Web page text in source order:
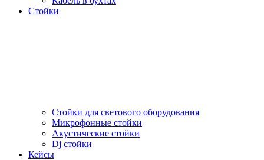
Стойки
Стойки для светового оборудования
Микрофонные стойки
Акустические стойки
Dj стойки
Кейсы